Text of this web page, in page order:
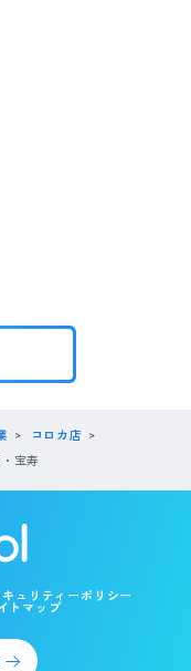
コロカ店
宝寿
ュリティーポリシー
トマップ